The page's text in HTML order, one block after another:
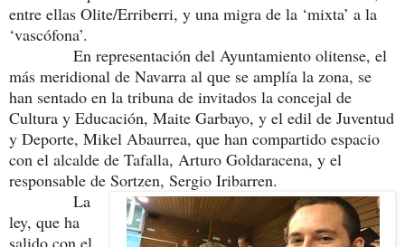
entre ellas Olite/Erriberri, y una migra de la ‘mixta’ a la
‘vascófona’.
En representación del Ayuntamiento olitense, el
más meridional de Navarra al que se amplía la zona, se
han sentado en la tribuna de invitados la concejal de
Cultura y Educación, Maite Garbayo, y el edil de Juventud
y Deporte, Mikel Abaurrea, que han compartido espacio
con el alcalde de Tafalla, Arturo Goldaracena, y el
responsable de Sortzen, Sergio Iribarren.
La
ley, que ha
salido con el